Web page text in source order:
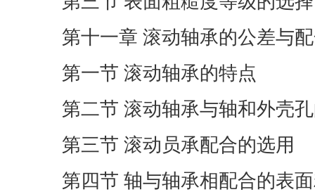
第十一章 滚动轴承的公差与
第一节 滚动轴承的特点
第二节 滚动轴承与轴和外壳
第三节 滚动员承配合的选用
第四节 轴与轴承相配合的表